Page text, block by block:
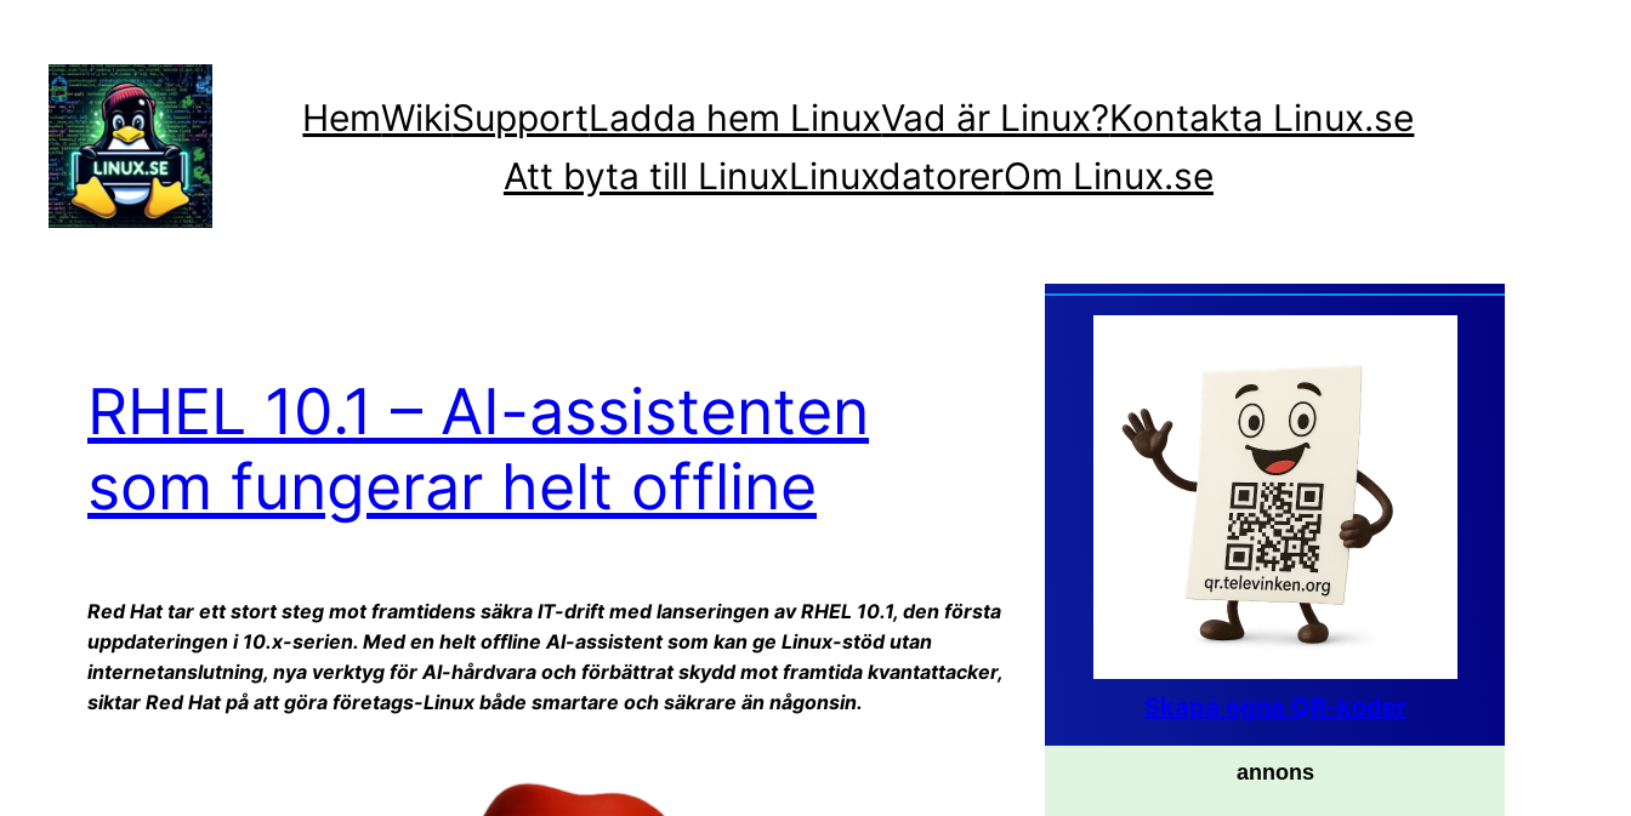
innehåll
HemWikiSupportLadda hem LinuxVad är Linux?Kontakta Linux.se
Att byta till LinuxLinuxdatorerOm Linux.se
RHEL 10.1 – AI-assistenten
som fungerar helt offline
Red Hat tar ett stort steg mot framtidens säkra IT-drift med lanseringen av RHEL 10.1, den första
uppdateringen i 10.x-serien. Med en helt offline AI-assistent som kan ge Linux-stöd utan
internetanslutning, nya verktyg för AI-hårdvara och förbättrat skydd mot framtida kvantattacker,
siktar Red Hat på att göra företags-Linux både smartare och säkrare än någonsin.
Skapa egna QR-koder
annons